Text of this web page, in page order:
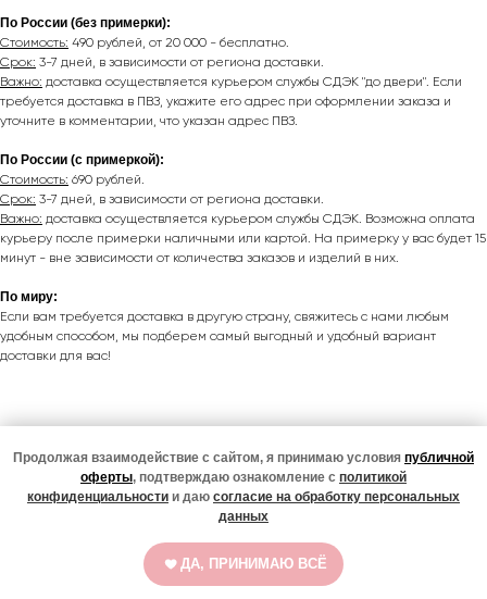
Продолжая взаимодействие с сайтом, я принимаю условия публичной
оферты, подтверждаю ознакомление с политикой
конфиденциальности и даю согласие на обработку персональных
данных
ДА, ПРИНИМАЮ ВСЁ
СООБЩИТЬ О ПОСТУПЛЕНИИ
По России (без примерки):
Стоимость: 490 рублей, от 20 000 - бесплатно.
Срок: 3-7 дней, в зависимости от региона доставки.
Важно: доставка осуществляется курьером службы СДЭК "до двери". Если
требуется доставка в ПВЗ, укажите его адрес при оформлении заказа и
уточните в комментарии, что указан адрес ПВЗ.
По России (с примеркой):
Стоимость: 690 рублей.
Срок: 3-7 дней, в зависимости от региона доставки.
Важно: доставка осуществляется курьером службы СДЭК. Возможна оплата
курьеру после примерки наличными или картой. На примерку у вас будет 15
минут - вне зависимости от количества заказов и изделий в них.
По миру:
Если вам требуется доставка в другую страну, свяжитесь с нами любым
удобным способом, мы подберем самый выгодный и удобный вариант
доставки для вас!
Подписаться
Подписчики нашего тг-канала в курсе всех новинок,
специальных предложений и жизни магазина
© 2020-2026
ООО "Классно" ИНН 2310148219 ОГРН 1102310004510
Юр. адрес: Республика Калмыкия, Юстинский р-он, п.
Цаган-Аман, ул. Победы, д. 2, эт. 1, оф. 13